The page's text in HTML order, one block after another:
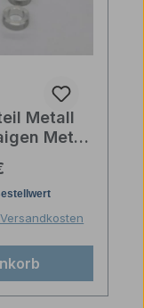
Metall
Metall
Preis: